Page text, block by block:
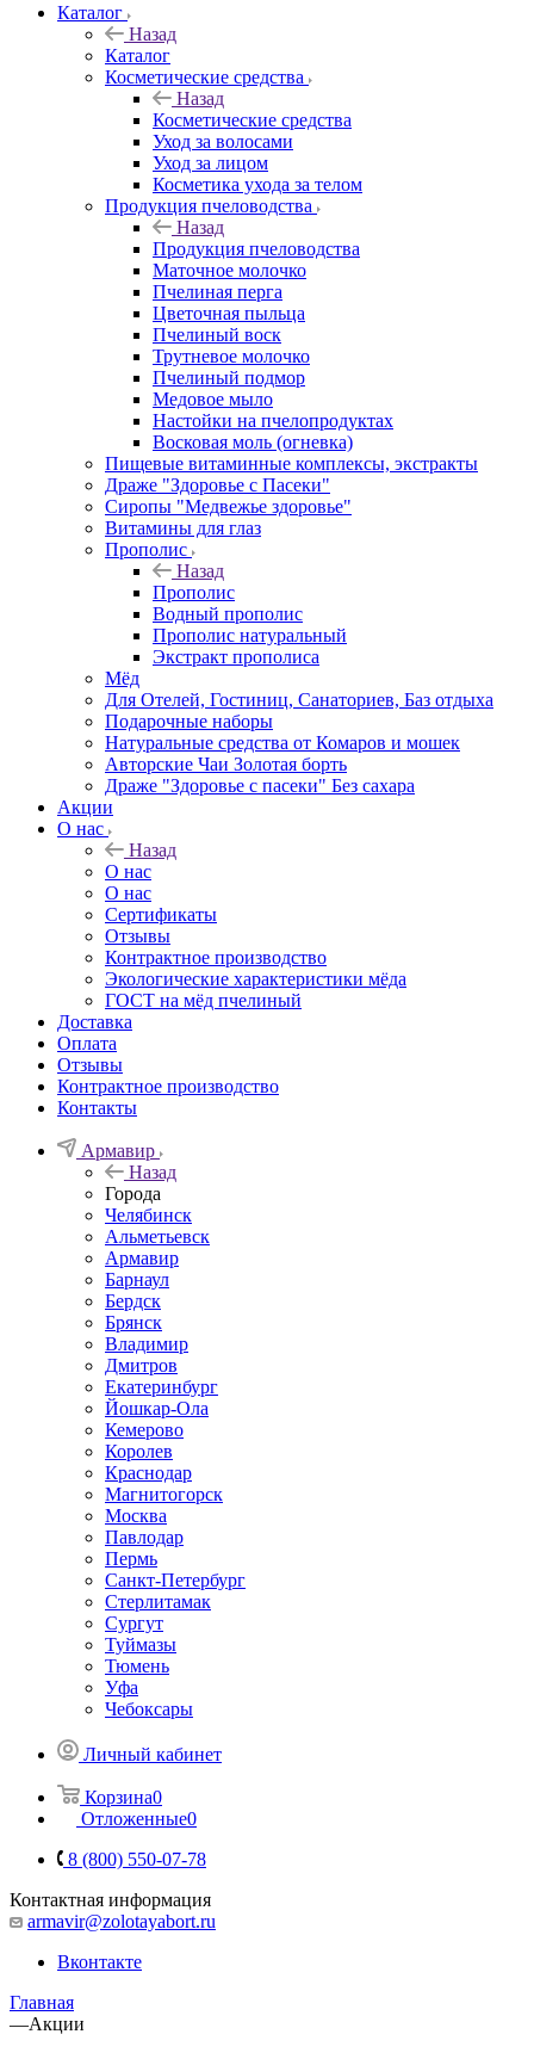
Каталог
Назад
Каталог
Косметические средства
Назад
Косметические средства
Уход за волосами
Уход за лицом
Косметика ухода за телом
Продукция пчеловодства
Назад
Продукция пчеловодства
Маточное молочко
Пчелиная перга
Цветочная пыльца
Пчелиный воск
Трутневое молочко
Пчелиный подмор
Медовое мыло
Настойки на пчелопродуктах
Восковая моль (огневка)
Пищевые витаминные комплексы, экстракты
Драже "Здоровье с Пасеки"
Сиропы "Медвежье здоровье"
Витамины для глаз
Прополис
Назад
Прополис
Водный прополис
Прополис натуральный
Экстракт прополиса
Мёд
Для Отелей, Гостиниц, Санаториев, Баз отдыха
Подарочные наборы
Натуральные средства от Комаров и мошек
Авторские Чаи Золотая борть
Драже "Здоровье с пасеки" Без сахара
Акции
О нас
Назад
О нас
О нас
Сертификаты
Отзывы
Контрактное производство
Экологические характеристики мёда
ГОСТ на мёд пчелиный
Доставка
Оплата
Отзывы
Контрактное производство
Контакты
Армавир
Назад
Города
Челябинск
Альметьевск
Армавир
Барнаул
Бердск
Брянск
Владимир
Дмитров
Екатеринбург
Йошкар-Ола
Кемерово
Королев
Краснодар
Магнитогорск
Москва
Павлодар
Пермь
Санкт-Петербург
Стерлитамак
Сургут
Туймазы
Тюмень
Уфа
Чебоксары
Личный кабинет
Корзина0
Отложенные0
8 (800) 550-07-78
Контактная информация
armavir@zolotayabort.ru
Вконтакте
Главная
—Акции